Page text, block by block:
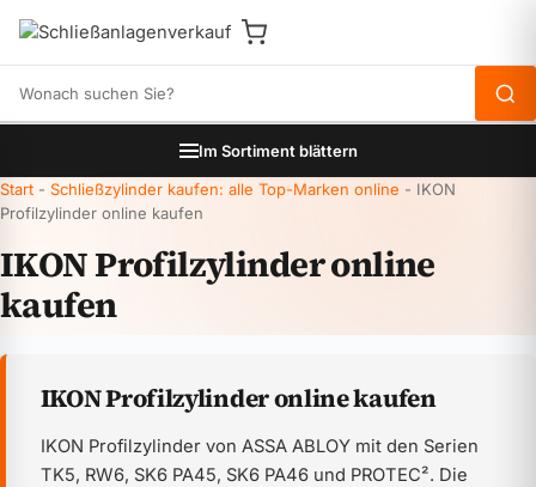
Im Sortiment blättern
Start - Schließzylinder kaufen: alle Top-Marken online - IKON
Profilzylinder online kaufen
IKON Profilzylinder online
kaufen
IKON Profilzylinder online kaufen
IKON Profilzylinder von ASSA ABLOY mit den Serien
TK5, RW6, SK6 PA45, SK6 PA46 und PROTEC². Die